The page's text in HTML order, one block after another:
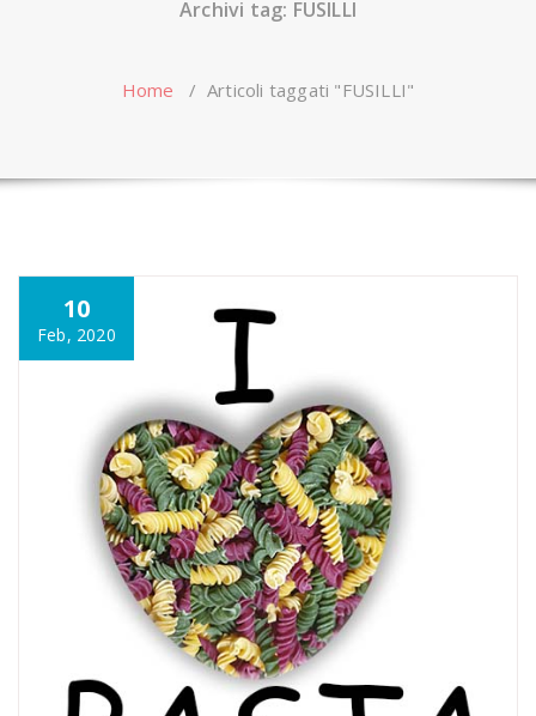
Archivi tag: FUSILLI
Home / Articoli taggati "FUSILLI"
10
Feb, 2020